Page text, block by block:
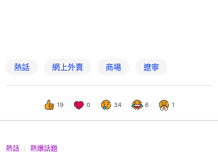
熱話 網上外賣 商場 遼寧
19 0 34 6 1
熱話 熱爆話題